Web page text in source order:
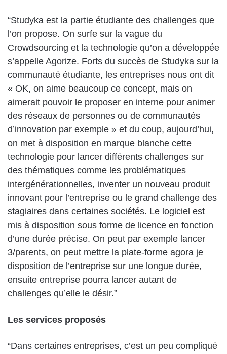
“Studyka est la partie étudiante des challenges que
l’on propose. On surfe sur la vague du
Crowdsourcing et la technologie qu’on a développée
s’appelle Agorize. Forts du succès de Studyka sur la
communauté étudiante, les entreprises nous ont dit
« OK, on aime beaucoup ce concept, mais on
aimerait pouvoir le proposer en interne pour animer
des réseaux de personnes ou de communautés
d’innovation par exemple » et du coup, aujourd’hui,
on met à disposition en marque blanche cette
technologie pour lancer différents challenges sur
des thématiques comme les problématiques
intergénérationnelles, inventer un nouveau produit
innovant pour l’entreprise ou le grand challenge des
stagiaires dans certaines sociétés. Le logiciel est
mis à disposition sous forme de licence en fonction
d’une durée précise. On peut par exemple lancer
3/parents, on peut mettre la plate-forme agora je
disposition de l’entreprise sur une longue durée,
ensuite entreprise pourra lancer autant de
challenges qu’elle le désir.”
Les services proposés
“Dans certaines entreprises, c’est un peu compliqué